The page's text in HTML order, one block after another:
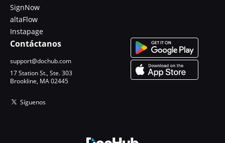
SignNow
altaFlow
Instapage
Contáctanos
support@dochub.com
17 Station St., Ste. 303
Brookline, MA 02445
Síguenos